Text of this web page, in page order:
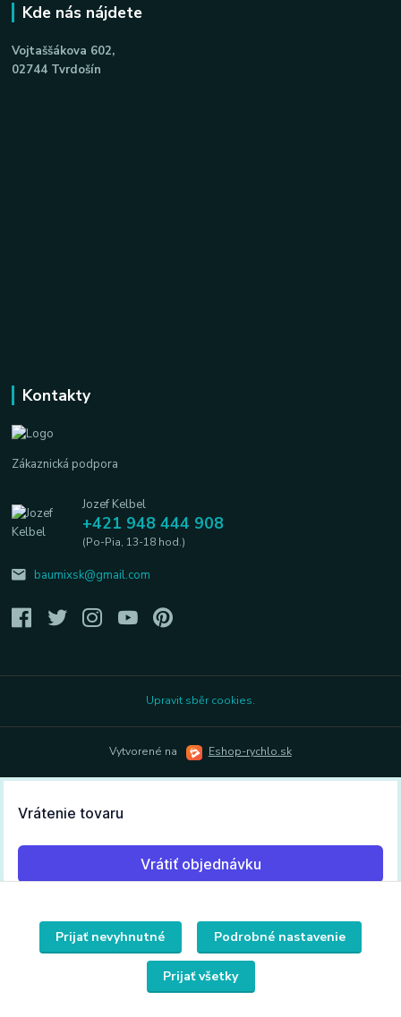
Kde nás nájdete
Vojtaššákova 602,
02744 Tvrdošín
Kontakty
Zákaznická podpora
Jozef Kelbel
+421 948 444 908
(Po-Pia, 13-18 hod.)
baumixsk@gmail.com
Upravit sběr cookies.
Vytvorené na Eshop-rychlo.sk
Prijať nevyhnutné Podrobné nastavenie
Prijať všetky